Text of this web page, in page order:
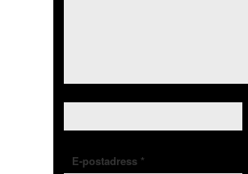
E-postadress *